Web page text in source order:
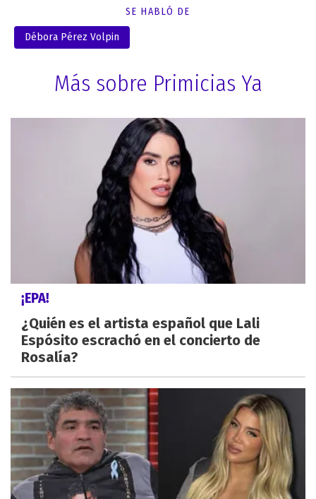
SE HABLÓ DE
Débora Pérez Volpin
Más sobre Primicias Ya
¡EPA!
¿Quién es el artista español que Lali
Espósito escrachó en el concierto de
Rosalía?